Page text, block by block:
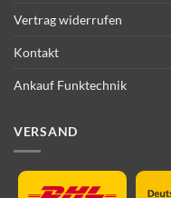
Vertrag widerrufen
Kontakt
Ankauf Funktechnik
VERSAND